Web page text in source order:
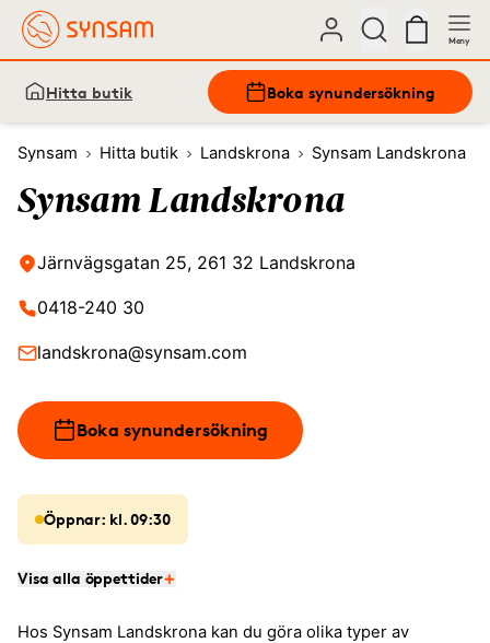
Meny
Hitta butik Boka synundersökning
Synsam Hitta butik Landskrona Synsam Landskrona
Synsam Landskrona
Järnvägsgatan 25, 261 32 Landskrona
0418-240 30
landskrona@synsam.com
Boka synundersökning
Öppnar: kl. 09:30
Visa alla öppettider
Hos Synsam Landskrona kan du göra olika typer av